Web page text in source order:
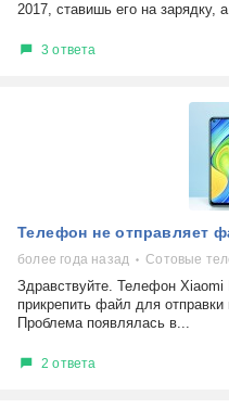
2017, ставишь его на зарядку,
3 ответа
Телефон не отправляет
более года назад Сотовые
Здравствуйте. Телефон
прикрепить файл для
Проблема появлялась в...
2 ответа